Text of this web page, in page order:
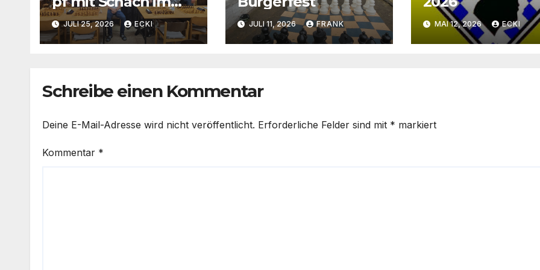
Schacht
JULI 25, 2026 ECKI JULI 11, 2026 FRANK MAI 12, 2026 ECKI
Schreibe einen Kommentar
Deine E-Mail-Adresse wird nicht veröffentlicht. Erforderliche Felder sind mit * markiert
Kommentar *